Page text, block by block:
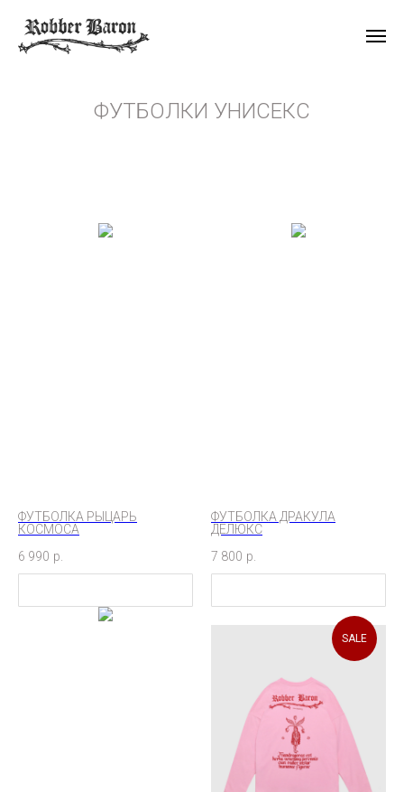
ФУТБОЛКИ УНИСЕКС
ФУТБОЛКА РЫЦАРЬ
КОСМОСА
6 990 р.
ФУТБОЛКА ДРАКУЛА
ДЕЛЮКС
7 800 р.
SALE